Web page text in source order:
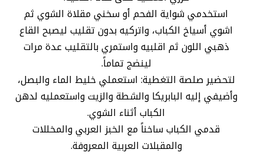
استخدمي شواية الفحم أو سخني مقلاة الشوي ثم
اشوي أسياخ الكباب، واتركيه بدون تقليب ليصبح القاع
ذهبي اللون ثم اقلبيه واستمري بالتقليب عدة مرات
لينضج تماماً.
لتحضير صلصة التغطية: استعملي خليط الماء والبصل،
وأضيفي إليه البابريكا والشطة والزيت واستعمليه لدهن
الكباب أثناء الشوي.
قدمي الكباب ساخناً مع الخبز العربي والمخللات
والمقبلات العربية المعروفة.